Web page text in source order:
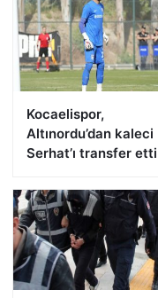
Kocaelispor,
Altınordu’dan kaleci
Serhat’ı transfer etti